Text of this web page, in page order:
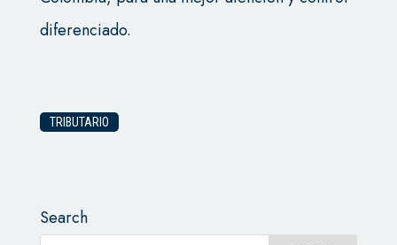
diferenciado.
TRIBUTARIO
Search